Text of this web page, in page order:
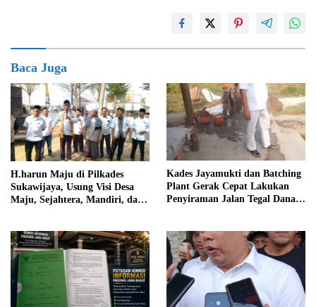
Baca Juga
H.harun Maju di Pilkades
Sukawijaya, Usung Visi Desa
Maju, Sejahtera, Mandiri, dan
Kades Jayamukti dan Batching
Plant Gerak Cepat Lakukan
Penyiraman Jalan Tegal Danas